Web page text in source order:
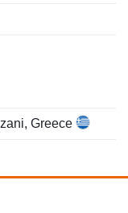
Greece